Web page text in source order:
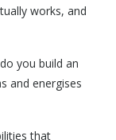
works, and
you build an
and energises
that